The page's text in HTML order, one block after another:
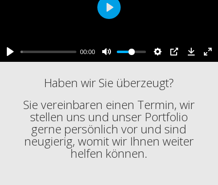
00:00
Play
Haben wir Sie überzeugt?
Sie vereinbaren einen Termin, wir
stellen uns und unser Portfolio
gerne persönlich vor und sind
neugierig, womit wir Ihnen weiter
helfen können.